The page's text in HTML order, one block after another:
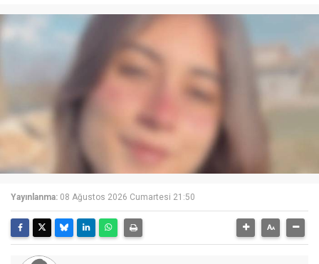
Yayınlanma: 08 Ağustos 2026 Cumartesi 21:50